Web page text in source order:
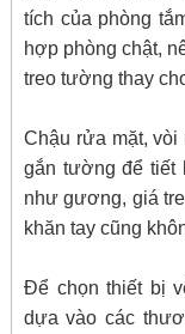
tích của phòng
hợp phòng chật,
treo tường thay
Chậu rửa mặt,
gắn tường để tiết
như gương, giá
khăn tay cũng
Để chọn thiết bị
dựa vào các